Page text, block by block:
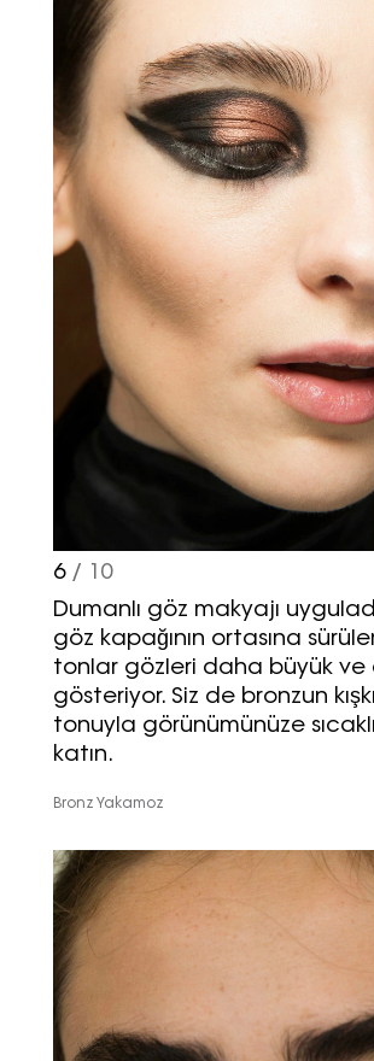
sırları ve en popüler
haberdar olmak için haftalık
bültenimize kaydolun.
Turkuvaz Haberleşme ve
A.Ş. tarafından
https://vogue.com.tr/
üzerinden sunulan ürün ve
hizmetlere ilişkin reklam,
pazarlama ve kutlama/
amaçlı her türlü e-bülten/
elektronik ileti gönderiminin
yoluyla tarafıma
ve bu kapsamda/ amaçla
soyad ve e-posta adresi
işlenmesine açık rıza
KAYDET
6/ 10
Dumanlı göz makyajı
göz kapağının ortasına
tonlar gözleri daha büyük ve
gösteriyor. Siz de bronzun
tonuyla görünümünüze
katın.
Bronz Yakamoz